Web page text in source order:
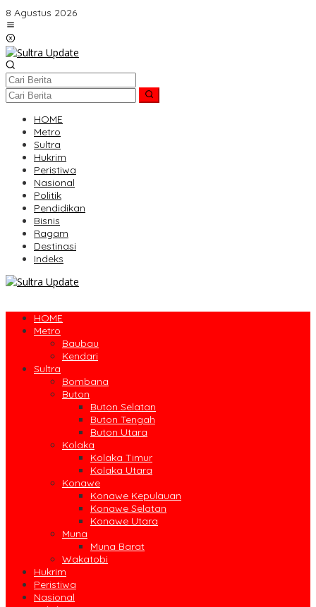
Lewati
ke
konten
8 Agustus 2026
HOME
Metro
Sultra
Hukrim
Peristiwa
Nasional
Politik
Pendidikan
Bisnis
Ragam
Destinasi
Indeks
HOME
Metro
Baubau
Kendari
Sultra
Bombana
Buton
Buton Selatan
Buton Tengah
Buton Utara
Kolaka
Kolaka Timur
Kolaka Utara
Konawe
Konawe Kepulauan
Konawe Selatan
Konawe Utara
Muna
Muna Barat
Wakatobi
Hukrim
Peristiwa
Nasional